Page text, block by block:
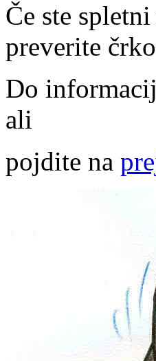
Če ste
preverite
Do
ali
pojdite na